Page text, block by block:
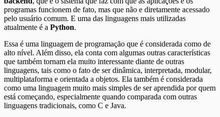
programas funcionem de fato, mas que não e diretamente acessado
pelo usuário comum. E uma das linguagens mais utilizadas
atualmente é a Python.
Essa é uma linguagem de programação que é considerada como de
alto nível. Além disso, ela conta com algumas outras características
que também tornam ela muito interessante diante de outras
linguagens, tais como o fato de ser dinâmica, interpretada, modular,
multiplataforma e orientada a objetos. Ela também é considerada
como uma linguagem muito mais simples de ser aprendida por quem
está começando, especialmente quando comparada com outras
linguagens tradicionais, como C e Java.